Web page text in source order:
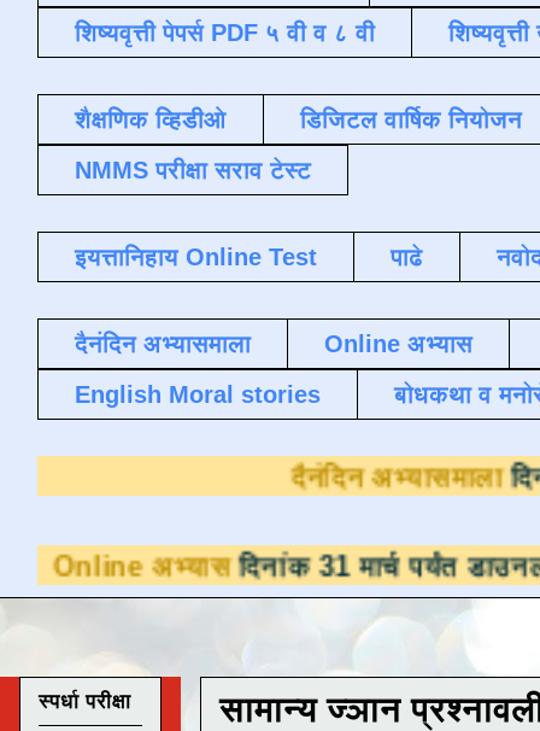
शिष्यवृत्ती पेपर्स PDF ५ वी व ८ वी
शैक्षणिक व्हिडीओ
डिजिटल वार्षिक नियोजन
NMMS परीक्षा सराव टेस्ट
इयत्तानिहाय Online Test पाढे
दैनंदिन अभ्यासमाला
Online अभ्यास
English Moral stories
बोधकथा व
दिनांक 31 मार्च पर्यंत डाउनलोडसाठी
सामान्य ज्ञान
स्पर्धा परीक्षा